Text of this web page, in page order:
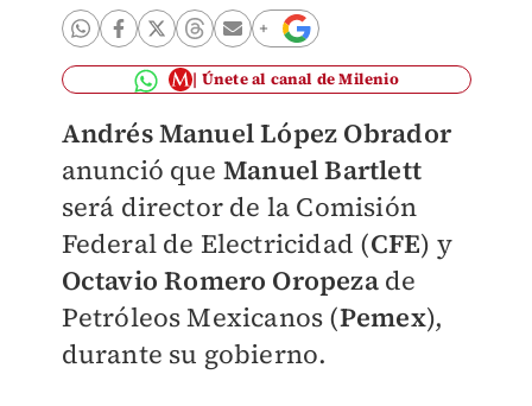
Únete al canal de Milenio
Andrés Manuel López Obrador
anunció que Manuel Bartlett
será director de la Comisión
Federal de Electricidad (CFE) y
Octavio Romero Oropezade
Petróleos Mexicanos (Pemex),
durante su gobierno.